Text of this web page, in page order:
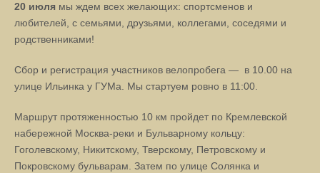
20 июля мы ждем всех желающих: спортсменов и
любителей, с семьями, друзьями, коллегами, соседями и
родственниками!
Сбор и регистрация участников велопробега — в 10.00 на
улице Ильинка у ГУМа. Мы стартуем ровно в 11:00.
Маршрут протяженностью 10 км пройдет по Кремлевской
набережной Москва-реки и Бульварному кольцу:
Гоголевскому, Никитскому, Тверскому, Петровскому и
Покровскому бульварам. Затем по улице Солянка и